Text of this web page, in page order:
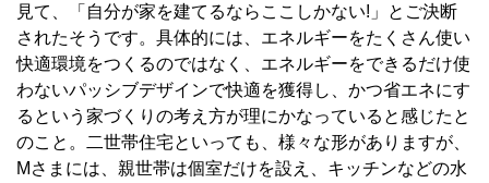
見て、「自分が家を建てるならここしかない!」とご決断
されたそうです。具体的には、エネルギーをたくさん使い
快適環境をつくるのではなく、エネルギーをできるだけ使
わないパッシブデザインで快適を獲得し、かつ省エネにす
るという家づくりの考え方が理にかなっていると感じたと
のこと。二世帯住宅といっても、様々な形がありますが、
Mさまには、親世帯は個室だけを設え、キッチンなどの水